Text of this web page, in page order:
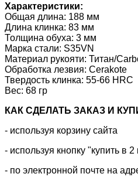
Характеристики:
Общая длина: 188 мм
Длина клинка: 83 мм
Толщина обуха: 3 мм
Марка стали: S35VN
Материал рукояти: Титан/
Обработка лезвия: Cerakote
Твердость клинка: 55-66 HRC
Вес: 68 гр
КАК CДЕЛАТЬ ЗАКАЗ И
- используя корзину сайта
- используя кнопку "купить в 2
- по электронной почте на